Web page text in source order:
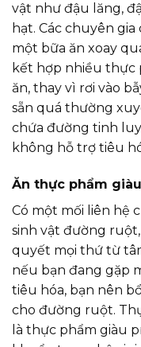
vật như đậu lăng,
hạt. Các chuyên
một bữa ăn xoay
kết hợp nhiều thực
ăn, thay vì rơi vào
sẵn quá thường
chứa đường tinh
không hỗ trợ tiêu
Ăn thực phẩm
Có một mối liên hệ
sinh vật đường
quyết mọi thứ từ
nếu bạn đang gặp
tiêu hóa, bạn nên
cho đường ruột.
là thực phẩm giàu